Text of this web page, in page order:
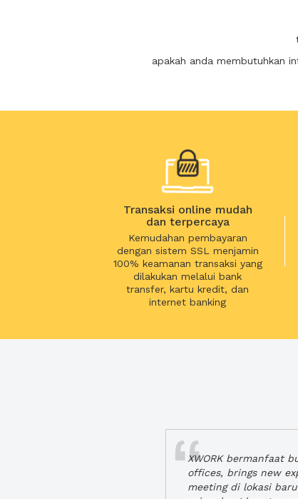
apakah anda membutuhkan
Transaksi online mudah
dan terpercaya
Kemudahan pembayaran
dengan sistem SSL menjamin
100% keamanan transaksi yang
dilakukan melalui bank
transfer, kartu kredit, dan
internet banking
XWORK bermanfaat
offices, brings new
meeting di lokasi